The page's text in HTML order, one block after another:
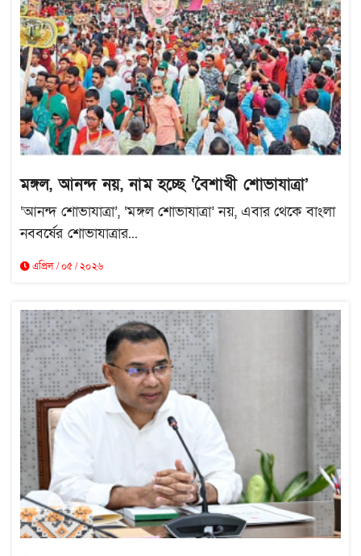
মঙ্গল, আনন্দ নয়, নাম হচ্ছে ‘বৈশাখী শোভাযাত্রা’
‘আনন্দ শোভাযাত্রা’, ‘মঙ্গল শোভাযাত্রা’ নয়, এবার থেকে বাংলা
নববর্ষের শোভাযাত্রার...
এপ্রিল / ০৫ / ২০২৬